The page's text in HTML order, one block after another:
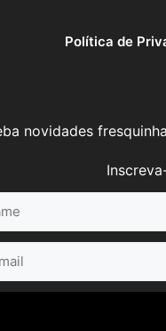
Política de
novidades